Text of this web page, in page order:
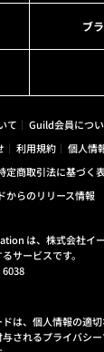
ブ
て Guild会員につ
利用規約
個人情
定商取引法に基づく
からのリリース情報
は、株式会社イ
サービスです。
は、個人情報の適
されるプライバシ